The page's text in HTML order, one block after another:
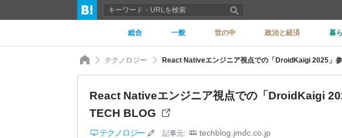
総合 一般 世の中 政治と経済 暮
テクノロジー React Nativeエンジニア視点での「DroidKaigi 2025」
React Nativeエンジニア視点での「DroidKaigi
TECH BLOG
テクノロジー 記事元: techblog.jmdc.co.jp